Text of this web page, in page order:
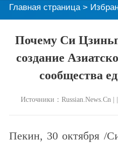
Главная страница>
Почему Си
создание
сообщества
Источники：Russian.News.Cn
Пекин, 30 октября /